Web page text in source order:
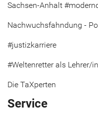
Sachsen-Anhalt
Nachwuchsfahndung -
#justizkarriere
#Weltenretter als Lehrer/in
Die TaXperten
Service